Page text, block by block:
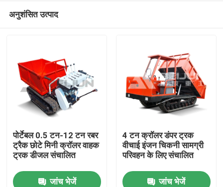
अनुशंसित उत्पाद
पोर्टेबल 0.5 टन-12 टन रबर
ट्रैक छोटे मिनी क्रॉलर वाहक
ट्रक डीजल संचालित
जांच भेजें
4 टन क्रॉलर डंपर ट्रक
वीचाई इंजन चिकनी सामग्री
परिवहन के लिए संचालित
जांच भेजें